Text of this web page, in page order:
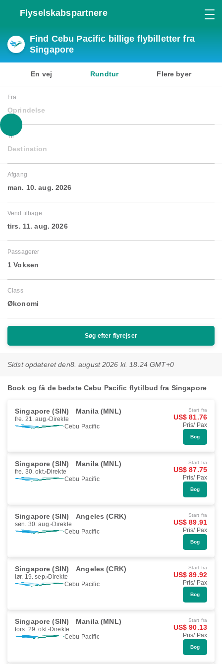
Flyselskabspartnere
Find Cebu Pacific billige flybilletter fra
Singapore
En vej Rundtur Flere byer
Fra
Oprindelse
Til
Destination
Afgang
man. 10. aug. 2026
Vend tilbage
tirs. 11. aug. 2026
Passagerer
1 Voksen
Class
Økonomi
Søg efter flyrejser
Sidst opdateret den8. august 2026 kl. 18.24 GMT+0
Book og få de bedste Cebu Pacific flytilbud fra Singapore
Singapore (SIN) Manila (MNL)
fre. 21. aug. Direkte
Cebu Pacific
Start fra
US$ 81.76
Pris/ Pax
Bog
Singapore (SIN) Manila (MNL)
fre. 30. okt. Direkte
Cebu Pacific
Start fra
US$ 87.75
Pris/ Pax
Bog
Singapore (SIN) Angeles (CRK)
søn. 30. aug. Direkte
Cebu Pacific
Start fra
US$ 89.91
Pris/ Pax
Bog
Singapore (SIN) Angeles (CRK)
lør. 19. sep. Direkte
Cebu Pacific
Start fra
US$ 89.92
Pris/ Pax
Bog
Singapore (SIN) Manila (MNL)
tors. 29. okt. Direkte
Cebu Pacific
Start fra
US$ 90.13
Pris/ Pax
Bog